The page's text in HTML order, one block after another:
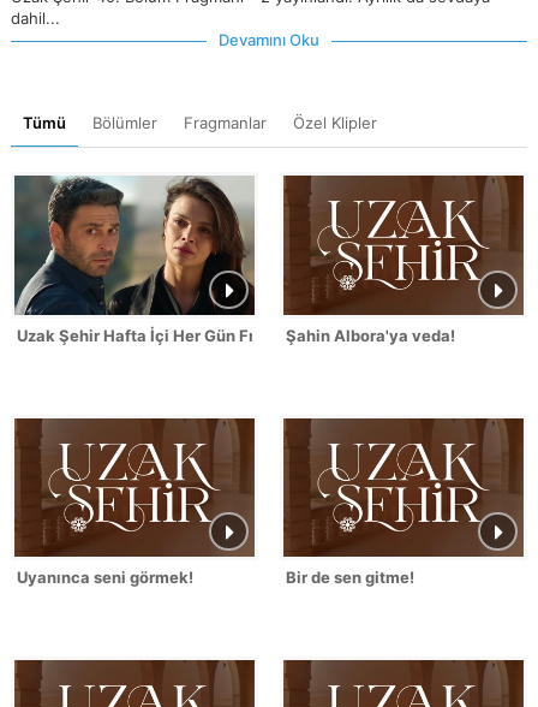
dahil...
Devamını Oku
Tümü Bölümler Fragmanlar Özel Klipler
Uzak Şehir Hafta İçi Her Gün FragmanıŞahin Albora'ya veda!
Uyanınca seni görmek! Bir de sen gitme!